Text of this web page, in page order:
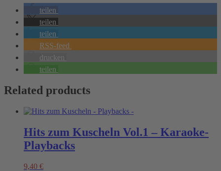
teilen
teilen
teilen
RSS-feed
drucken
teilen
Related products
Hits zum Kuscheln Vol.1 – Karaoke-
Playbacks
9,40 €